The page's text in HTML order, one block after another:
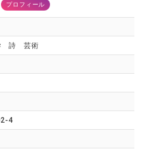
プロフィール
詩 芸術
4